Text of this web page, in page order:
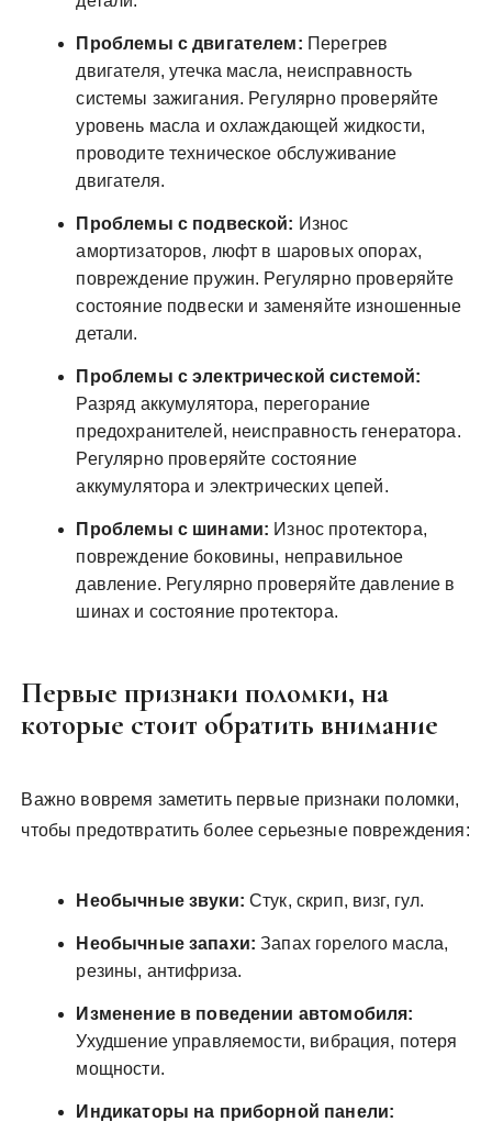
Проблемы с двигателем: Перегрев
двигателя, утечка масла, неисправность
системы зажигания. Регулярно проверяйте
уровень масла и охлаждающей жидкости,
проводите техническое обслуживание
двигателя.
Проблемы с подвеской: Износ
амортизаторов, люфт в шаровых опорах,
повреждение пружин. Регулярно проверяйте
состояние подвески и заменяйте изношенные
детали.
Проблемы с электрической системой:
Разряд аккумулятора, перегорание
предохранителей, неисправность генератора.
Регулярно проверяйте состояние
аккумулятора и электрических цепей.
Проблемы с шинами: Износ протектора,
повреждение боковины, неправильное
давление. Регулярно проверяйте давление в
шинах и состояние протектора.
Первые признаки поломки, на
которые стоит обратить внимание
Важно вовремя заметить первые признаки поломки,
чтобы предотвратить более серьезные повреждения:
Необычные звуки: Стук, скрип, визг, гул.
Необычные запахи: Запах горелого масла,
резины, антифриза.
Изменение в поведении автомобиля:
Ухудшение управляемости, вибрация, потеря
мощности.
Индикаторы на приборной панели: